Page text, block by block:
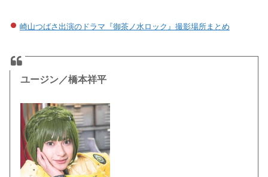
崎山つばさ出演のドラマ『御茶ノ水ロック』撮影場所まとめ
ユージン／橋本祥平